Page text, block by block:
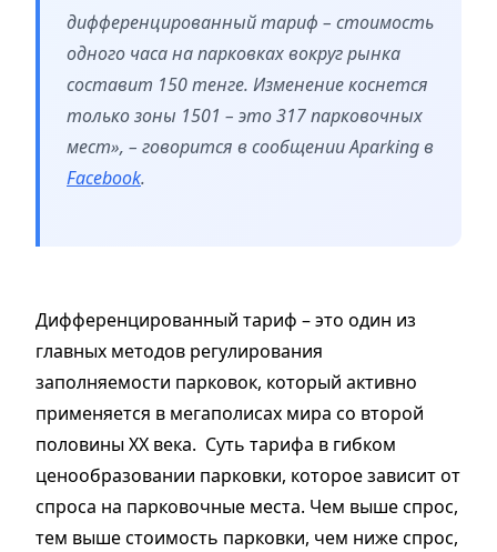
дифференцированный тариф – стоимость
одного часа на парковках вокруг рынка
составит 150 тенге. Изменение коснется
только зоны 1501 – это 317 парковочных
мест», – говорится в сообщении Aparking в
Facebook.
Дифференцированный тариф – это один из
главных методов регулирования
заполняемости парковок, который активно
применяется в мегаполисах мира со второй
половины XX века. Суть тарифа в гибком
ценообразовании парковки, которое зависит от
спроса на парковочные места. Чем выше спрос,
тем выше стоимость парковки, чем ниже спрос,